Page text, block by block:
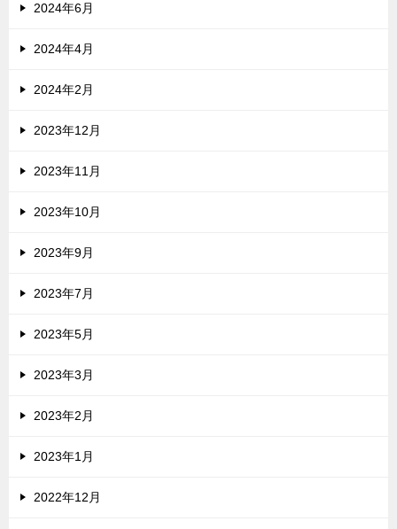
2024年6月
2024年4月
2024年2月
2023年12月
2023年11月
2023年10月
2023年9月
2023年7月
2023年5月
2023年3月
2023年2月
2023年1月
2022年12月